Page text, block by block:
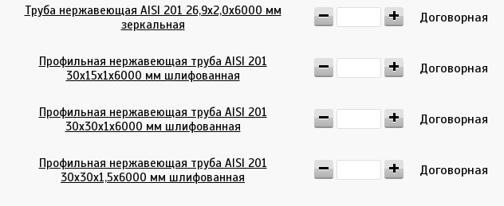
Труба нержавеющая AISI 201 26,9х2,0х6000 мм
зеркальная
Договорная
Профильная нержавеющая труба AISI 201
30х15х1х6000 мм шлифованная
Договорная
Профильная нержавеющая труба AISI 201
30х30х1х6000 мм шлифованная
Договорная
Профильная нержавеющая труба AISI 201
30х30х1,5х6000 мм шлифованная
Договорная